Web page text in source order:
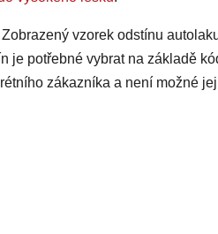
Zobrazený vzorek odstínu
je potřebné vybrat na základě
zákazníka a není možné